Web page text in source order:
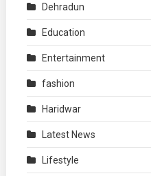
Dehradun
Education
Entertainment
fashion
Haridwar
Latest News
Lifestyle